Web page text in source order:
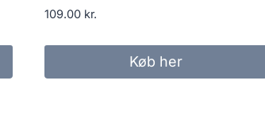
109.00 kr.
Køb her